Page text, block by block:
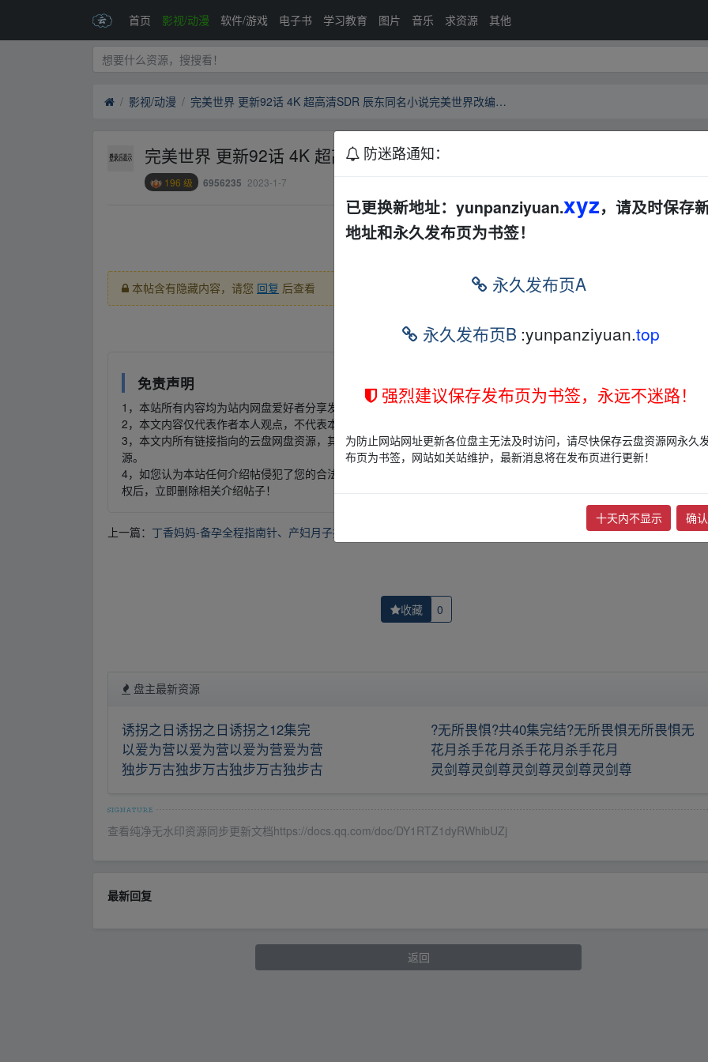
首页 影视/动漫 软件/游戏 电子书 学习教育 图片 音乐 求资源 其他
影视/动漫 完美世界 更新92话 4K 超高清SDR 辰东同名小说完美世界改编 4K动漫
完美世界 更新92话 4K 超高清SDR 辰东同名小说完美世界改编 4K动漫
196 级 6956235 2023-1-7
本帖含有隐藏内容，请您 回复 后查看
免责声明
1，本站所有内容均为站内网盘爱好者分享发布的网盘链接介绍展示帖子，本站不存储任何实质资源数据。
2，本文内容仅代表作者本人观点，不代表本网站立场，作者文责自负。
3，本文内所有链接指向的云盘网盘资源，其版权归版权方所有！其实际管理权为帖子发布者所有，本站无法操作相关资
源。
4，如您认为本站任何介绍帖侵犯了您的合法版权，请点击
权后，立即删除相关介绍帖子！
上一篇： 丁香妈妈-备孕全程指南针、产妇月子护理与产后 下一篇：斗罗大陆 4K SDR 更新
收藏 0
盘主最新资源
诱拐之日诱拐之日诱拐之12集完
?无所畏惧?共40集完结?无所畏惧无所畏惧无
以爱为营以爱为营以爱为营爱为营
花月杀手花月杀手花月杀手花月
独步万古独步万古独步万古独步古
灵剑尊灵剑尊灵剑尊灵剑尊灵剑尊
查看纯净无水印资源同步更新文档https://docs.qq.com/doc/DY1RTZ1dyRWhibUZj
最新回复
返回
防迷路通知：
已更换新地址：yunpanziyuan.xyz，请及时保存
地址和永久发布页为书签！
永久发布页A
永久发布页B :yunpanziyuan.top
强烈建议保存发布页为书签，永远不迷路！
为防止网站网址更新各位盘主无法及时访问，请尽快保存云盘资源网永久
布页为书签，网站如关站维护，最新消息将在发布页进行更新！
十天内不显示 确认